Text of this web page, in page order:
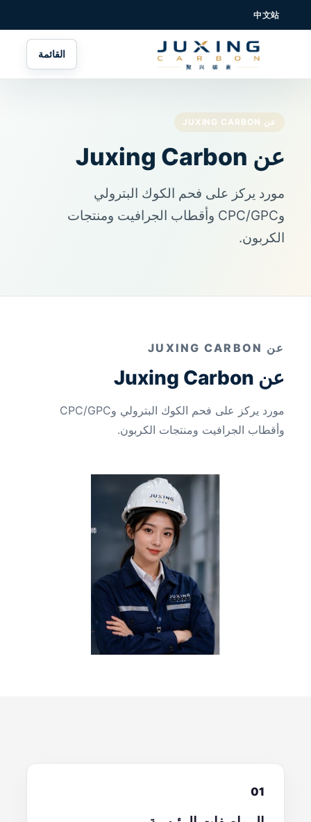
中文站
القائمة
عن JUXING CARBON
عن Juxing Carbon
مورد يركز على فحم الكوك البترولي
وCPC/GPC وأقطاب الجرافيت ومنتجات
الكربون.
عن JUXING CARBON
عن Juxing Carbon
مورد يركز على فحم الكوك البترولي وCPC/GPC
وأقطاب الجرافيت ومنتجات الكربون.
01